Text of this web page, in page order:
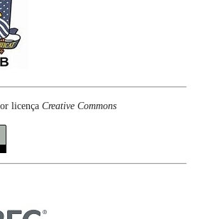
licença Creative Commons